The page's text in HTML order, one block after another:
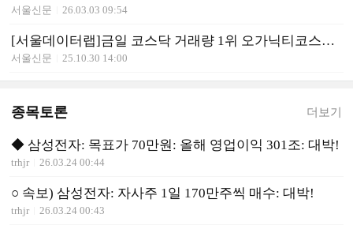
서울신문 26.03.03 09:54
[서울데이터랩]금일 코스닥 거래량 1위 오가닉티코스메틱 거래대금 320억원 돌파
서울신문 25.10.30 14:00
종목토론 더보기
◆ 삼성전자: 목표가 70만원: 올해 영업이익 301조: 대박!
trhjr 26.03.24 00:44
○ 속보) 삼성전자: 자사주 1일 170만주씩 매수: 대박!
trhjr 26.03.24 00:43